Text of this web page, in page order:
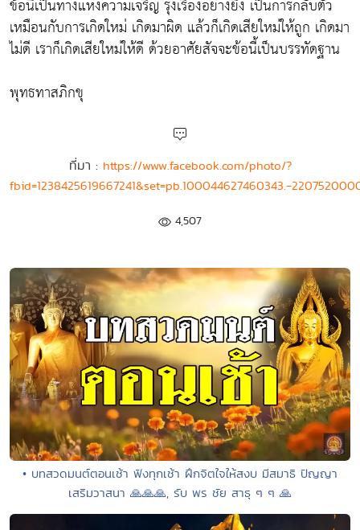
ข้อนี้เป็นทางแห่งความเจริญ รุ่งเรืองอย่างยิ่ง เป็นการกลับตัว
เหมือนกับการเกิดใหม่ เกิดมาผิด แล้วก็เกิดเสียใหม่ให้ถูก เกิดมา
ไม่ดี เราก็เกิดเสียใหม่ให้ดี ด้วยอาศัยสัจจะข้อนี้เป็นบรรทัดฐาน
พุทธทาสภิกขุ
ที่มา : https://www.facebook.com/photo/?
fbid=1238425619667241&set=pb.100044627460343.-
4,507
• บทสวดมนต์ตอนเช้า ฟังทุกเช้า ฝึกจิตใจให้สงบ มีสมาธิ ปัญญา
เสริมวาสนา 🙏🙏🙏, รับ พร ชัย สาธุ ๆ ๆ 🙏